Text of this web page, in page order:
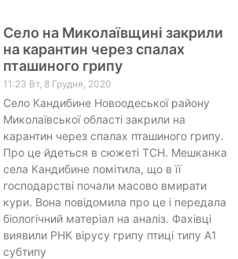
Cело на Миколаївщині закрили
на карантин через спалах
пташиного грипу
11:23 Вт, 8 Грудня, 2020
Село Кандибине Новоодеської району
Миколаївської області закрили на
карантин через спалах пташиного грипу.
Про це йдеться в сюжеті ТСН. Мешканка
села Кандибине помітила, що в її
господарстві почали масово вмирати
кури. Вона повідомила про це і передала
біологічний матеріал на аналіз. Фахівці
виявили РНК вірусу грипу птиці типу А1
субтипу